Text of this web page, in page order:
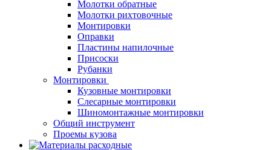
Молотки обратные
Молотки рихтовочные
Монтировки
Оправки
Пластины напилочные
Присоски
Рубанки
Монтировки
Кузовные монтировки
Слесарные монтировки
Шиномонтажные монтировки
Общий инструмент
Проемы кузова